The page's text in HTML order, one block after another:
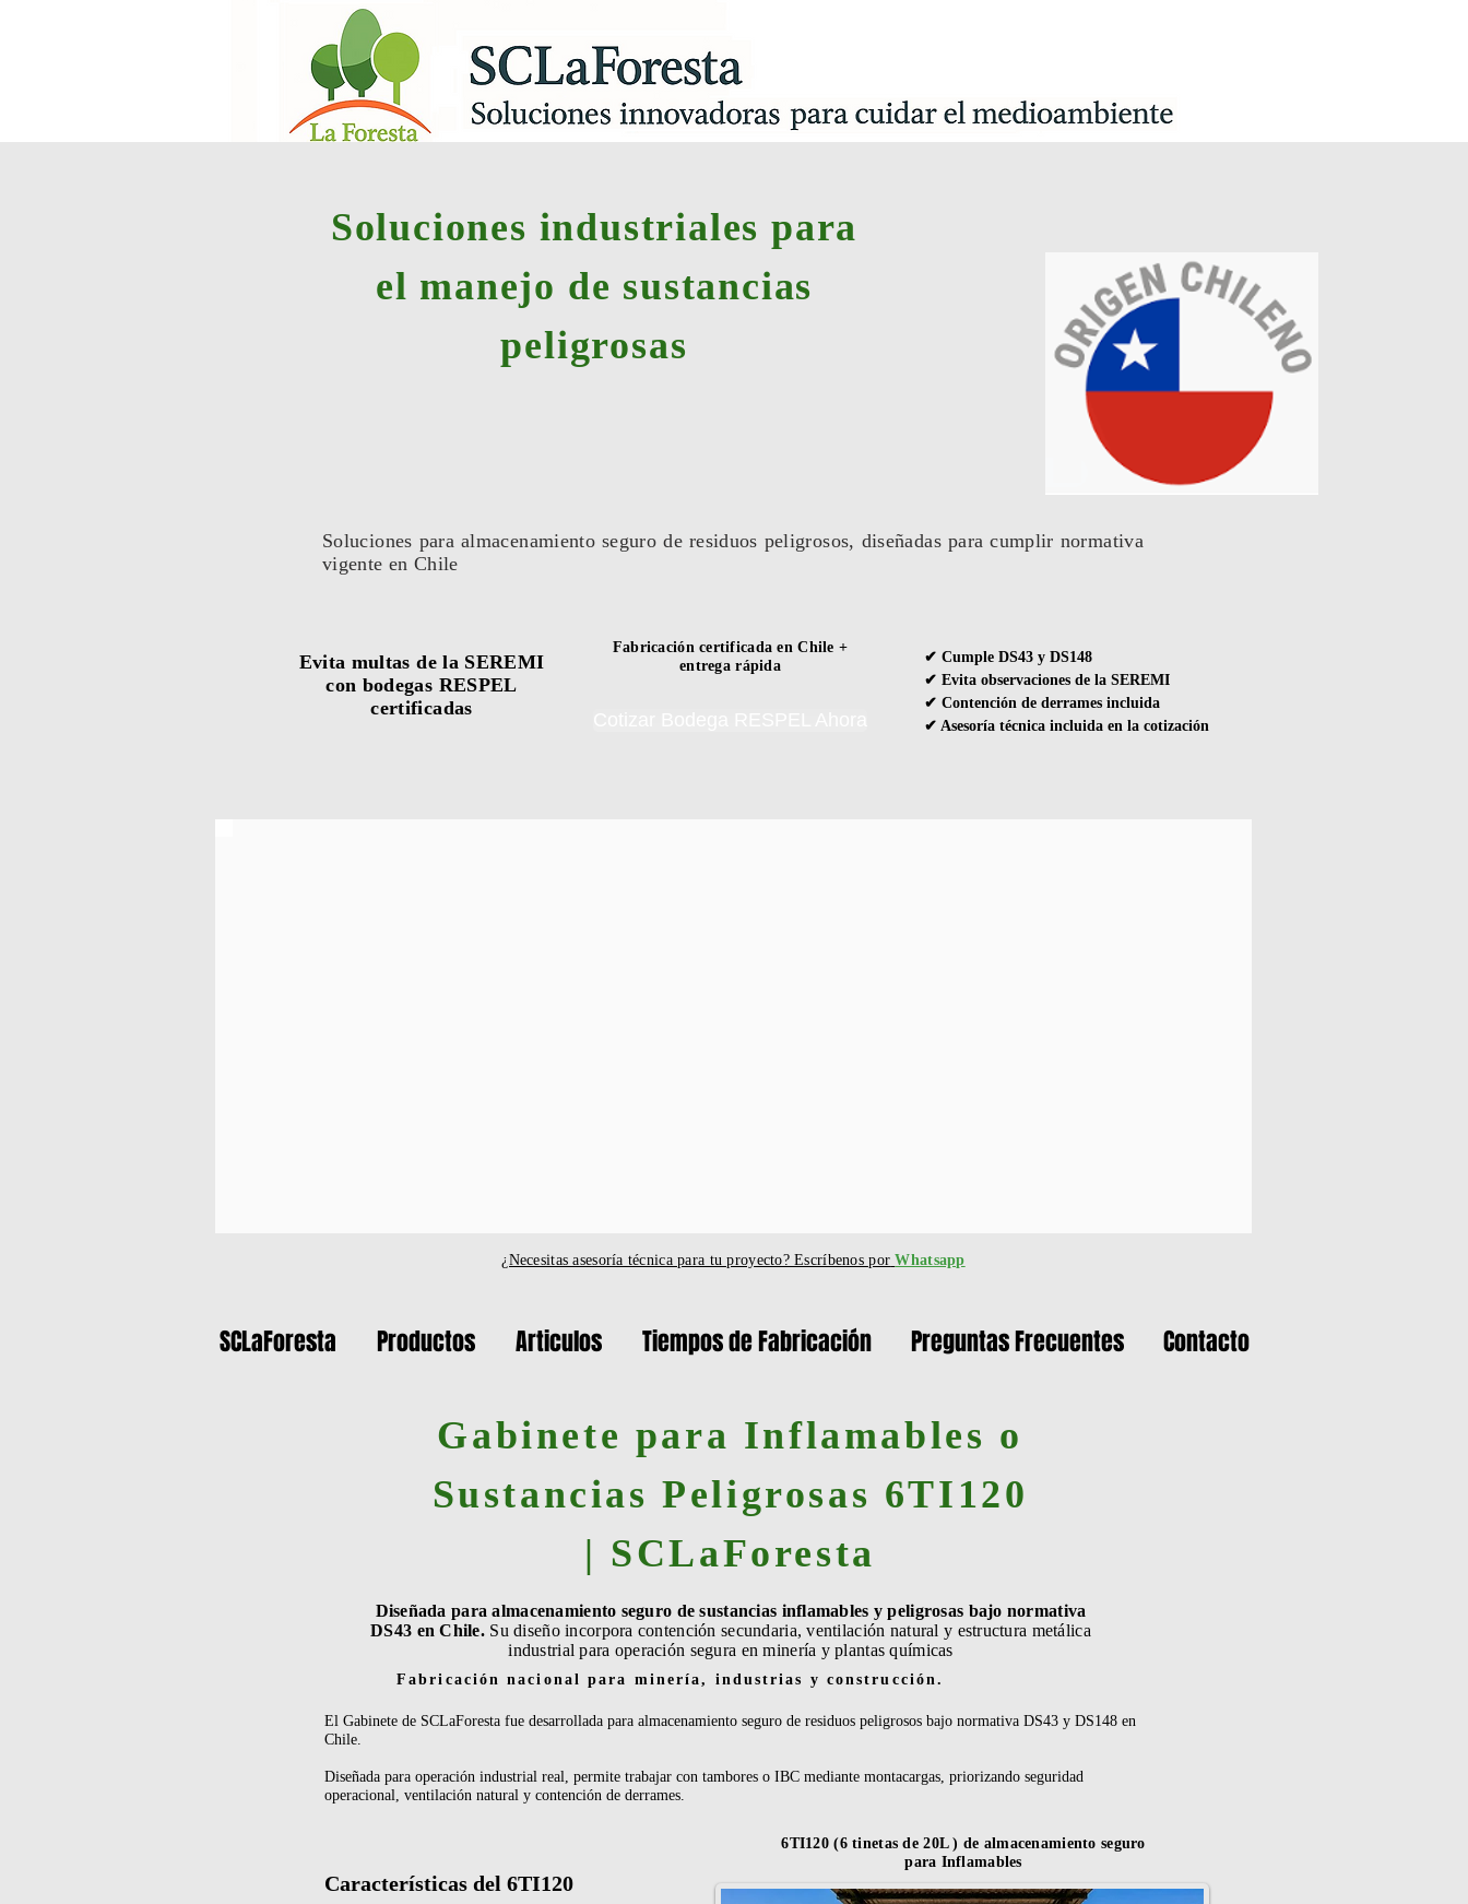
Soluciones industriales para
el manejo de sustancias
peligrosas
Soluciones para almacenamiento seguro de residuos peligrosos, diseñadas para cumplir normativa
vigente en Chile
Evita multas de la SEREMI
con bodegas RESPEL
certificadas
Fabricación certificada en Chile +
entrega rápida
✔ Cumple DS43 y DS148
✔ Evita observaciones de la SEREMI
✔ Contención de derrames incluida
✔ Asesoría técnica incluida en la cotización
¿Necesitas asesoría técnica para tu proyecto? Escríbenos por Whatsapp
Gabinete para Inflamables o
Sustancias Peligrosas 6TI120
| SCLaForesta
Diseñada para almacenamiento seguro de sustancias inflamables y peligrosas bajo normativa
DS43 en Chile. Su diseño incorpora contención secundaria, ventilación natural y estructura metálica
industrial para operación segura en minería y plantas químicas
Fabricación nacional para minería, industrias y construcción.
El Gabinete de SCLaForesta fue desarrollada para almacenamiento seguro de residuos peligrosos bajo normativa DS43 y DS148 en
Chile.
Diseñada para operación industrial real, permite trabajar con tambores o IBC mediante montacargas, priorizando seguridad
operacional, ventilación natural y contención de derrames.
Características del 6TI120
6TI120 (6 tinetas de 20L ) de almacenamiento seguro
para Inflamables
SCLaForesta Productos Articulos Tiempos de Fabricación Preguntas Frecuentes Contacto